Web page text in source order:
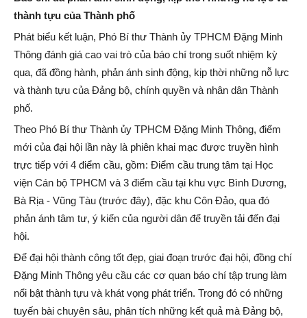
thành tựu của Thành phố
Phát biểu kết luận, Phó Bí thư Thành ủy TPHCM Đặng Minh
Thông đánh giá cao vai trò của báo chí trong suốt nhiệm kỳ
qua, đã đồng hành, phản ánh sinh động, kịp thời những nỗ lực
và thành tựu của Đảng bộ, chính quyền và nhân dân Thành
phố.
Theo Phó Bí thư Thành ủy TPHCM Đặng Minh Thông, điểm
mới của đại hội lần này là phiên khai mạc được truyền hình
trực tiếp với 4 điểm cầu, gồm: Điểm cầu trung tâm tại Học
viện Cán bộ TPHCM và 3 điểm cầu tại khu vực Bình Dương,
Bà Rịa - Vũng Tàu (trước đây), đặc khu Côn Đảo, qua đó
phản ánh tâm tư, ý kiến của người dân để truyền tải đến đại
hội.
Để đại hội thành công tốt đẹp, giai đoạn trước đại hội, đồng chí
Đặng Minh Thông yêu cầu các cơ quan báo chí tập trung làm
nổi bật thành tựu và khát vọng phát triển. Trong đó có những
tuyến bài chuyên sâu, phân tích những kết quả mà Đảng bộ,